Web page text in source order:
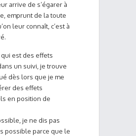
arrive de s’égarer à
emprunt de la toute
leur connaît, c’est à
est des effets
un suivi, je trouve
dès lors que je me
des effets
en position de
je ne dis pas
possible parce que le